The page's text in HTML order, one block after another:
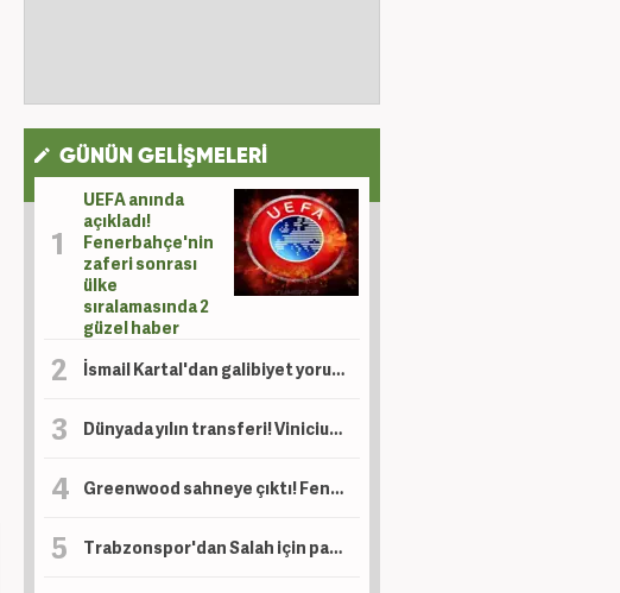
GÜNÜN GELİŞMELERİ
UEFA anında
açıkladı!
Fenerbahçe'nin
zaferi sonrası
ülke
sıralamasında 2
güzel haber
İsmail Kartal'dan galibiyet yorumu
Dünyada yılın transferi! Vinicius için 120 milyon Euro'luk teklif
Greenwood sahneye çıktı! Fenerbahçe tur kapısını araladı
Trabzonspor'dan Salah için paylaşım yağmuru